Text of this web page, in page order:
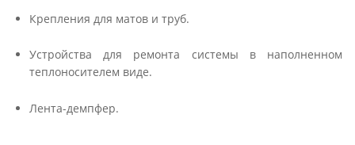
Крепления для матов и труб.
Устройства для ремонта системы в наполненном
теплоносителем виде.
Лента-демпфер.